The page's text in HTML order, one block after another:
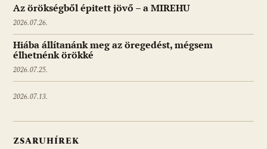
Az örökségből épitett jövő – a MIREHU
2026.07.26.
Hiába állítanánk meg az öregedést, mégsem
élhetnénk örökké
2026.07.25.
2026.07.13.
ZSARUHÍREK